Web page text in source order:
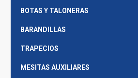
BOTAS Y TALONERAS
BARANDILLAS
TRAPECIOS
MESITAS AUXILIARES